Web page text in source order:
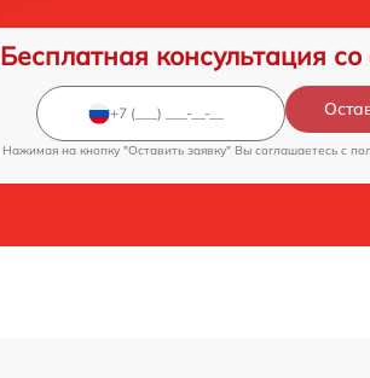
Бесплатная консультация
Нажимая на кнопку "Оставить заявку" Вы соглашаетесь c